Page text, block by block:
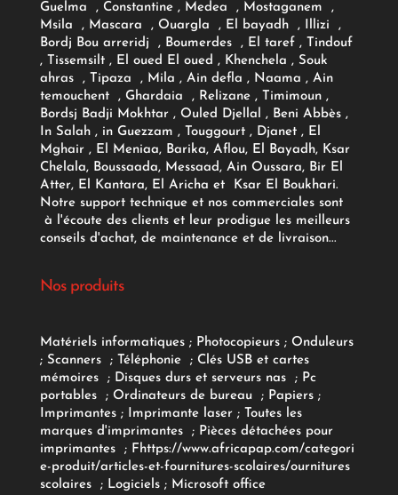
Guelma , Constantine , Medea , Mostaganem ,
Msila , Mascara , Ouargla , El bayadh , Illizi ,
Bordj Bou arreridj , Boumerdes , El taref , Tindouf
, Tissemsilt , El oued El oued , Khenchela , Souk
ahras , Tipaza , Mila , Ain defla , Naama , Ain
temouchent , Ghardaia , Relizane , Timimoun ,
Bordsj Badji Mokhtar , Ouled Djellal , Beni Abbès ,
In Salah , in Guezzam , Touggourt , Djanet , El
Mghair , El Meniaa, Barika, Aflou, El Bayadh, Ksar
Chelala, Boussaada, Messaad, Ain Oussara, Bir El
Atter, El Kantara, El Aricha et Ksar El Boukhari.
Notre support technique et nos commerciales sont
à l'écoute des clients et leur prodigue les meilleurs
conseils d'achat, de maintenance et de livraison...
Nos produits
Matériels informatiques; Photocopieurs; Onduleurs
; Scanners ; Téléphonie ; Clés USB et cartes
mémoires
; Disques durs et serveurs nas ; Pc
portables
; Ordinateurs de bureau ; Papiers;
Imprimantes;Imprimante laser; Toutes les
marques d'imprimantes
; Pièces détachées pour
imprimantes
; Fhttps://www.africapap.com/categori
e-produit/articles-et-fournitures-scolaires/ournitures
scolaires; Logiciels ; Microsoft office